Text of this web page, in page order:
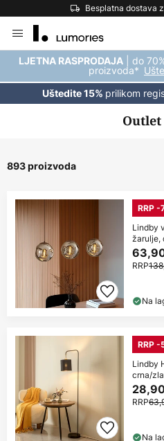
Besplatna dostava
to
Content
LJETNA RASPRODAJA | do
proizvoda*
Uštedite 15% prilikom
Outlet
893 proizvoda
RRP
Lindby
žarulje,
RRP
Na
RRP -
Lindby
crna/
RRP
Na